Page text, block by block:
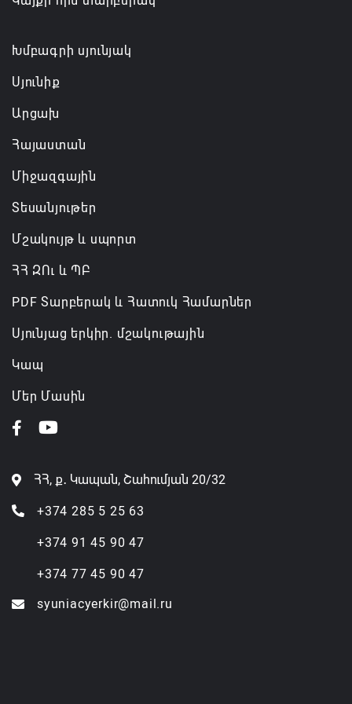
Խմբագրի սյունյակ
Սյունիք
Արցախ
Հայաստան
Միջազգային
Տեսանյութեր
Մշակույթ և սպորտ
ՀՀ ԶՈւ և ՊԲ
PDF Տարբերակ և Հատուկ Համարներ
Սյունյաց երկիր. մշակութային
Կապ
Մեր Մասին
ՀՀ, ք․ Կապան, Շահումյան 20/32
+374 285 5 25 63
+374 91 45 90 47
+374 77 45 90 47
syuniacyerkir@mail.ru